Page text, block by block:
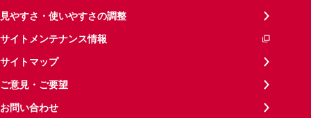
見やすさ・使いやすさの調整
サイトメンテナンス情報
サイトマップ
ご意見・ご要望
お問い合わせ